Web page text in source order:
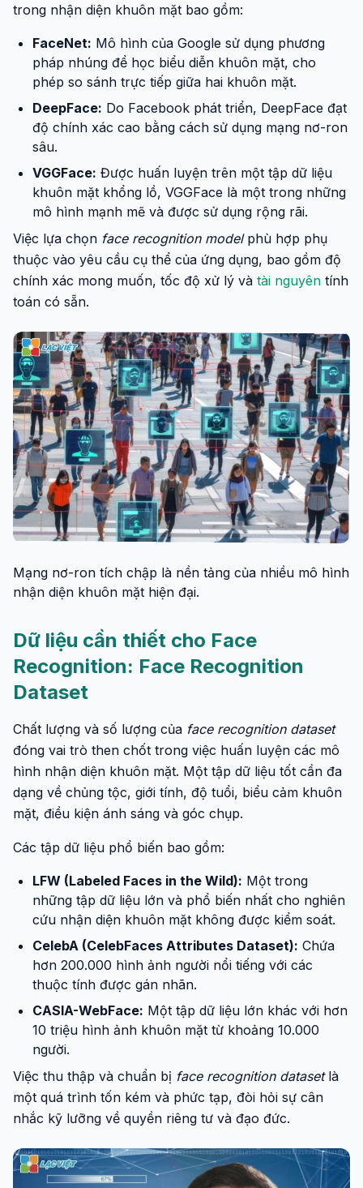
trong nhận diện khuôn mặt bao gồm:
FaceNet: Mô hình của Google sử dụng phương
pháp nhúng để học biểu diễn khuôn mặt, cho
phép so sánh trực tiếp giữa hai khuôn mặt.
DeepFace: Do Facebook phát triển, DeepFace đạt
độ chính xác cao bằng cách sử dụng mạng nơ-ron
sâu.
VGGFace: Được huấn luyện trên một tập dữ liệu
khuôn mặt khổng lồ, VGGFace là một trong những
mô hình mạnh mẽ và được sử dụng rộng rãi.
Việc lựa chọn face recognition modelphù hợp phụ
thuộc vào yêu cầu cụ thể của ứng dụng, bao gồm độ
chính xác mong muốn, tốc độ xử lý và tài nguyên tính
toán có sẵn.
Mạng nơ-ron tích chập là nền tảng của nhiều mô hình
nhận diện khuôn mặt hiện đại.
Dữ liệu cần thiết cho Face
Recognition: Face Recognition
Dataset
Chất lượng và số lượng của face recognition dataset
đóng vai trò then chốt trong việc huấn luyện các mô
hình nhận diện khuôn mặt. Một tập dữ liệu tốt cần đa
dạng về chủng tộc, giới tính, độ tuổi, biểu cảm khuôn
mặt, điều kiện ánh sáng và góc chụp.
Các tập dữ liệu phổ biến bao gồm:
LFW (Labeled Faces in the Wild): Một trong
những tập dữ liệu lớn và phổ biến nhất cho nghiên
cứu nhận diện khuôn mặt không được kiểm soát.
CelebA (CelebFaces Attributes Dataset): Chứa
hơn 200.000 hình ảnh người nổi tiếng với các
thuộc tính được gán nhãn.
CASIA-WebFace: Một tập dữ liệu lớn khác với hơn
10 triệu hình ảnh khuôn mặt từ khoảng 10.000
người.
Việc thu thập và chuẩn bị face recognition datasetlà
một quá trình tốn kém và phức tạp, đòi hỏi sự cân
nhắc kỹ lưỡng về quyền riêng tư và đạo đức.